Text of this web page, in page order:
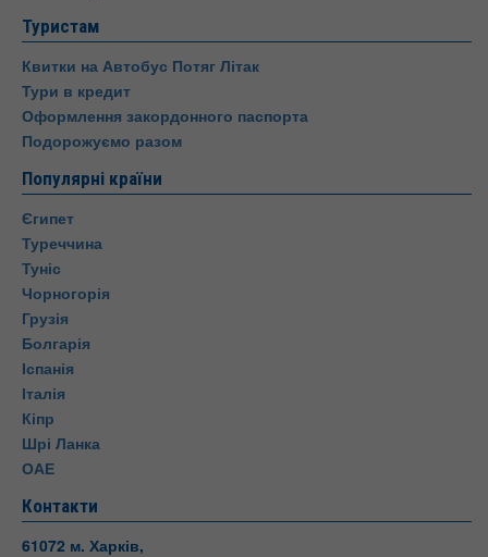
Туристам
Квитки на Автобус Потяг Літак
Тури в кредит
Оформлення закордонного паспорта
Подорожуємо разом
Популярні країни
Єгипет
Туреччина
Туніс
Чорногорія
Грузія
Болгарія
Іспанія
Італія
Кіпр
Шрі Ланка
ОАЕ
Контакти
61072 м. Харків,